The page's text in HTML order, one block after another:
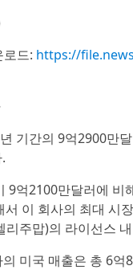
드: https://
기간의 9억2900만
9억2100만달러에 비
이 회사의 최대 시
리주맙)의 라이선스
미국 매출은 총 6